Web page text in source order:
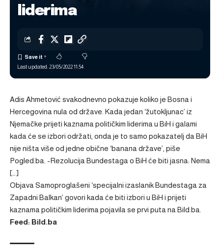
liderima
Last updated: 23/05/2022 11:54
Adis Ahmetović svakodnevno pokazuje koliko je Bosna i
Hercegovina nula od države. Kada jedan ‘žutokljunac’ iz
Njemačke prijeti kaznama političkim liderima u BiH i galami
kada će se izbori održati, onda je to samo pokazatelj da BiH
nije ništa više od jedne obične ‘banana države’, piše
Pogled.ba. -Rezolucija Bundestaga o BiH će biti jasna: Nema
[…]
Objava Samoproglašeni ‘specijalni izaslanik Bundestaga za
Zapadni Balkan’ govori kada će biti izbori u BiH i prijeti
kaznama političkim liderima pojavila se prvi puta na Bild.ba
Feed: Bild.ba